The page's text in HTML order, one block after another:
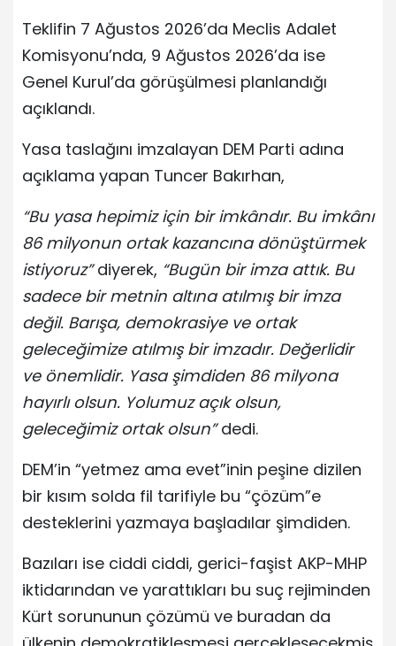
Teklifin 7 Ağustos 2026’da Meclis Adalet
Komisyonu’nda, 9 Ağustos 2026’da ise
Genel Kurul’da görüşülmesi planlandığı
açıklandı.
Yasa taslağını imzalayan DEM Parti adına
açıklama yapan Tuncer Bakırhan,
“Bu yasa hepimiz için bir imkândır. Bu imkânı
86 milyonun ortak kazancına dönüştürmek
istiyoruz”diyerek, “Bugün bir imza attık. Bu
sadece bir metnin altına atılmış bir imza
değil. Barışa, demokrasiye ve ortak
geleceğimize atılmış bir imzadır. Değerlidir
ve önemlidir. Yasa şimdiden 86 milyona
hayırlı olsun. Yolumuz açık olsun,
geleceğimiz ortak olsun”dedi.
DEM’in “yetmez ama evet”inin peşine dizilen
bir kısım solda fil tarifiyle bu “çözüm”e
desteklerini yazmaya başladılar şimdiden.
Bazıları ise ciddi ciddi, gerici-faşist AKP-MHP
iktidarından ve yarattıkları bu suç rejiminden
Kürt sorununun çözümü ve buradan da